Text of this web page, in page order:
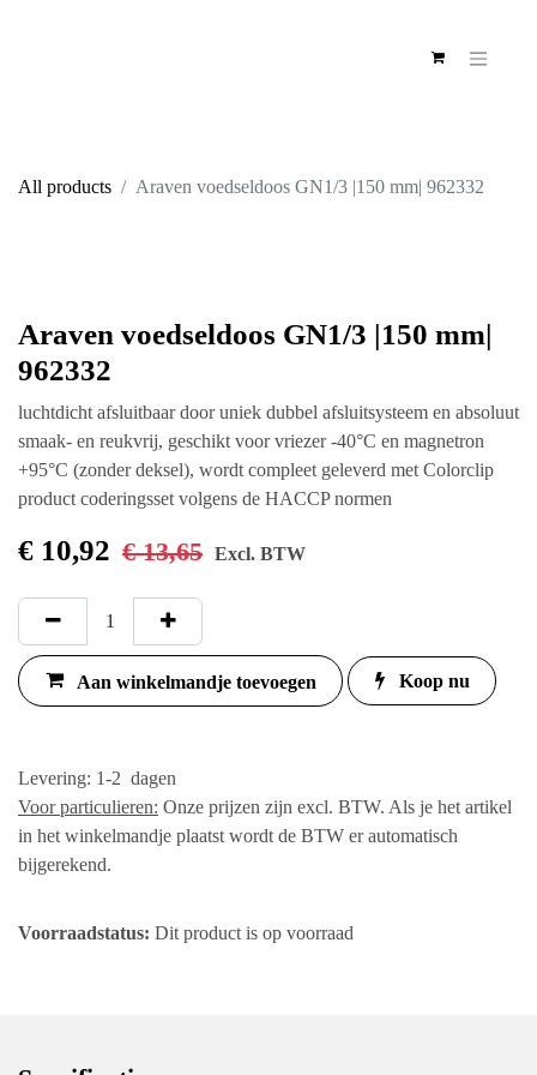
All products Araven voedseldoos GN1/3 |150 mm| 962332
Araven voedseldoos GN1/3 |150 mm|
962332
luchtdicht afsluitbaar door uniek dubbel afsluitsysteem en absoluut
smaak- en reukvrij, geschikt voor vriezer -40°C en magnetron
+95°C (zonder deksel), wordt compleet geleverd met Colorclip
product coderingsset volgens de HACCP normen
€ 10,92 €13,65 Excl. BTW
Aan winkelmandje toevoegen Koop nu
Levering: 1-2 dagen
Voor particulieren: Onze prijzen zijn excl. BTW. Als je het artikel
in het winkelmandje plaatst wordt de BTW er automatisch
bijgerekend.
Voorraadstatus: Dit product is op voorraad